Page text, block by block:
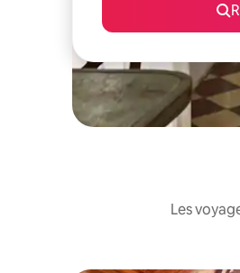
Les